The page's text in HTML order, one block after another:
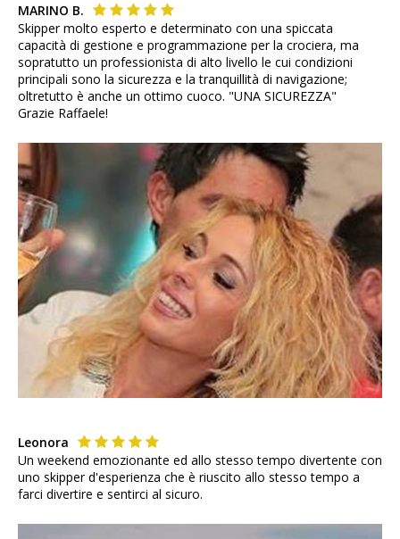
MARINO B.
Skipper molto esperto e determinato con una spiccata
capacità di gestione e programmazione per la crociera, ma
sopratutto un professionista di alto livello le cui condizioni
principali sono la sicurezza e la tranquillità di navigazione;
oltretutto è anche un ottimo cuoco. "UNA SICUREZZA"
Grazie Raffaele!
Leonora
Un weekend emozionante ed allo stesso tempo divertente con
uno skipper d'esperienza che è riuscito allo stesso tempo a
farci divertire e sentirci al sicuro.